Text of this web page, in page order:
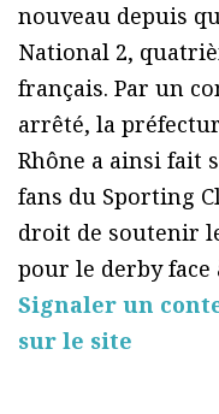
nouveau depuis
National 2,
français. Par un
arrêté, la
Rhône a ainsi fait
fans du Sporting
droit de soutenir
pour le derby face
Signaler un
sur le site